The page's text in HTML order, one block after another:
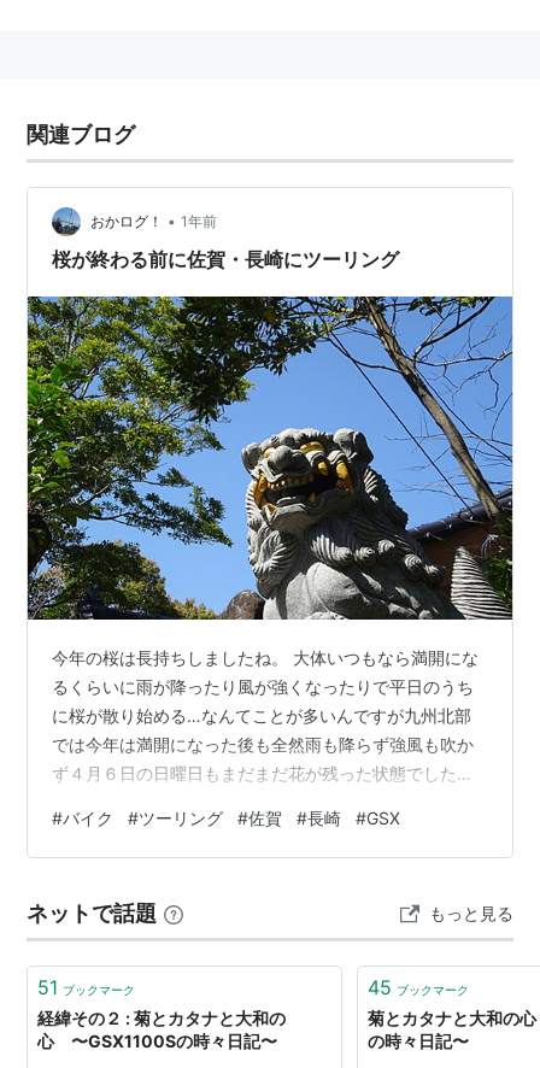
ムーブメントの供給先はモデルにより、セイコー,シチ
ズンと異なる。
2007年のバーゼルフェアにて、世界初の12振動(毎時4
万3200振動)ムーブメント
(セイコーインスツルの盛岡セイコー工業株式会社 の雫
石高級時計工房製)を積んだ
EXPECTATIONS by GSX "富嶽" -fugaku-を発表し、世
界中の時計関係者を驚かせた。
他にも、映画などのコラボレートウォッチなども手掛け
る。（詳しくは
『スパイダーマン』,『マトリックス』,『キル・ビル』,
『バットマン』,『スーパーマン』,『スター・ウォー
ズ』,『ゴジラ』
『ピンクパンサー』,『バイオハザード』,『NIKE』,『読
売ジャイアンツ』
*リスト：リスト::ファッションブランド
関連ブログ
おかログ！ • 1年前
桜が終わる前に佐賀・長崎にツーリング
今年の桜は長持ちしましたね。 大体いつもなら満開にな
るくらいに雨が降ったり風が強くなったりで平日のうち
に桜が散り始める…なんてことが多いんですが九州北部
では今年は満開になった後も全然雨も降らず強風も吹か
ず４月６日の日曜日もまだまだ花が残った状態でした。
ないか！と佐賀県と長崎県の境目辺りへツーリングして
きました。 最初の目的地は長崎県福島 最初に目指すは長
り、渡るには東側にある橋からしか入れないんですが実
はこの島住所は長崎県なんですが橋が架かってる先は佐
賀県なんです。 つまり、長崎県なのに佐賀…
#バイク #ツーリング #佐賀 #長崎 #GSX
ネットで話題 もっと見る
51 ブックマーク
経緯その２ : 菊とカタナと大和の
心 〜GSX1100Sの時々日記〜
45 ブックマーク
菊とカタナと大和の
の時々日記〜